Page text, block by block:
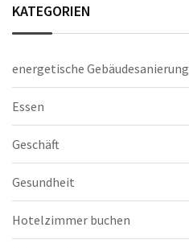
KATEGORIEN
energetische Gebäudesanierung
Essen
Geschäft
Gesundheit
Hotelzimmer buchen